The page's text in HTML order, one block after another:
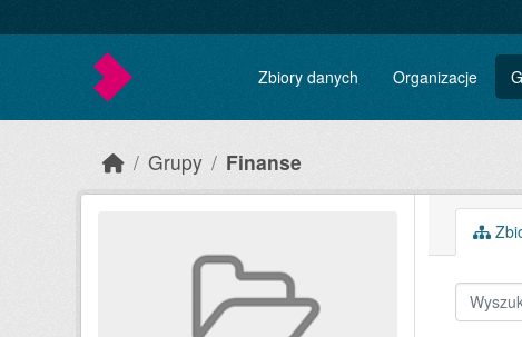
Zbiory danych Organizacje
Grupy Finanse